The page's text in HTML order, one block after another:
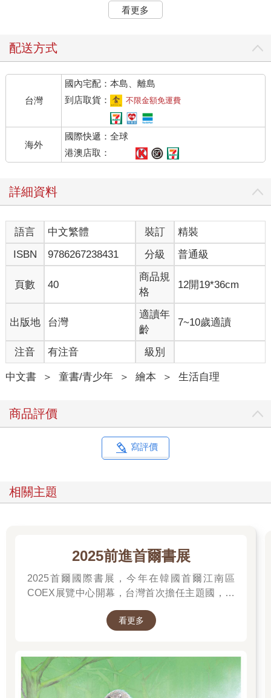
山羊叔叔將手輕輕叉腰，一邊回答啵啵：
正擔心著，不知道該怎麼辦。」
看更多
配送方式
台灣
國內宅配：本島、離島
到店取貨：
不限金額免運費
海外
國際快遞：全球
港澳店取：
詳細資料
語言 中文繁體 裝訂
精裝
ISBN
9786267238431 分級 普通級
頁數 40
商品規
格
12開19*36cm
出版地 台灣
適讀年
齡
7~10歲適讀
注音 有注音 級別
中文書 ＞ 童書/青少年 ＞ 繪本 ＞ 生活自理
商品評價
寫評價
相關主題
2025前進首爾書展
2025首爾國際書展，今年在韓國首爾江南區
COEX展覽中心開幕，台灣首次擔任主題國，有
他們的作品，並共享參展喜悅。
看更多